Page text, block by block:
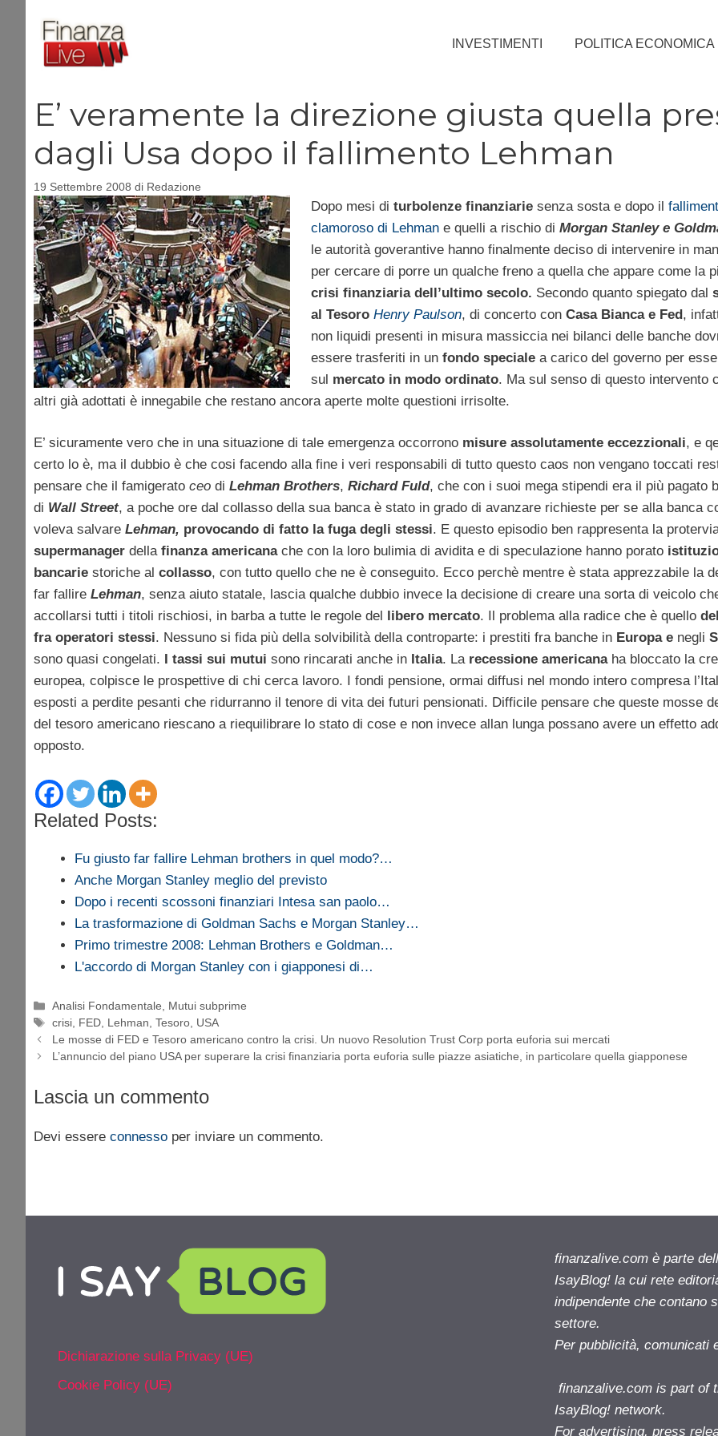
contenuto
INVESTIMENTI POLITICA ECONOMICA
E’ veramente la direzione giusta quella
dagli Usa dopo il fallimento Lehman
19 Settembre 2008 di Redazione
Dopo mesi di turbolenze finanziariesenza sosta e dopo il
clamoroso di Lehmane quelli a rischio di Morgan Stanley e
le autorità goverantive hanno finalmente deciso di intervenire in
per cercare di porre un qualche freno a quella che appare come la
crisi finanziaria dell’ultimo secolo. Secondo quanto spiegato dal
al Tesoro Henry Paulson, di concerto con Casa Bianca e Fed,
non liquidi presenti in misura massiccia nei bilanci delle banche
essere trasferiti in un fondo specialea carico del governo per
sul mercato in modo ordinato. Ma sul senso di questo intervento
altri già adottati è innegabile che restano ancora aperte molte questioni irrisolte.
E’ sicuramente vero che in una situazione di tale emergenza occorrono misure assolutamente eccezzionali, e
certo lo è, ma il dubbio è che cosi facendo alla fine i veri responsabili di tutto questo caos non vengano toccati
pensare che il famigerato ceo di Lehman Brothers, Richard Fuld, che con i suoi mega stipendi era il più pagato
di Wall Street, a poche ore dal collasso della sua banca è stato in grado di avanzare richieste per se alla banca
voleva salvare Lehman, provocando di fatto la fuga degli stessi. E questo episodio ben rappresenta la
supermanager della finanza americanache con la loro bulimia di avidita e di speculazione hanno porato
bancarie storiche al collasso, con tutto quello che ne è conseguito. Ecco perchè mentre è stata apprezzabile la
far fallire Lehman, senza aiuto statale, lascia qualche dubbio invece la decisione di creare una sorta di veicolo
accollarsi tutti i titoli rischiosi, in barba a tutte le regole del
libero mercato. Il problema alla radice che è quello
fra operatori stessi. Nessuno si fida più della solvibilità della controparte: i prestiti fra banche in Europa e negli
sono quasi congelati.
I tassi sui mutui sono rincarati anche in Italia. La recessione americanaha bloccato la
europea, colpisce le prospettive di chi cerca lavoro. I fondi pensione, ormai diffusi nel mondo intero compresa
esposti a perdite pesanti che ridurranno il tenore di vita dei futuri pensionati. Difficile pensare che queste mosse
del tesoro americano riescano a riequilibrare lo stato di cose e non invece allan lunga possano avere un effetto
opposto.
Related Posts:
Fu giusto far fallire Lehman brothers in quel modo?…
Anche Morgan Stanley meglio del previsto
Dopo i recenti scossoni finanziari Intesa san paolo…
La trasformazione di Goldman Sachs e Morgan Stanley…
Primo trimestre 2008: Lehman Brothers e Goldman…
L'accordo di Morgan Stanley con i giapponesi di…
Categorie
Analisi Fondamentale
Mutui subprime
Tag
crisi FED Lehman ,Tesoro USA
Le mosse di FED e Tesoro americano contro la crisi. Un nuovo Resolution Trust Corp porta euforia sui mercati
L’annuncio del piano USA per superare la crisi finanziaria porta euforia sulle piazze asiatiche, in particolare quella giapponese
Lascia un commento
Devi essere connesso per inviare un commento.
Dichiarazione sulla Privacy (UE)
Cookie Policy (UE)
finanzalive.com è parte
IsayBlog! la cui rete
indipendente che contano
settore.
Per pubblicità, comunicati
finanzalive.com is part of
IsayBlog! network.
For advertising, press